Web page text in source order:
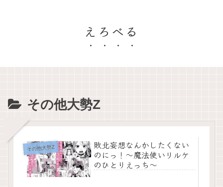
えろべる
その他大勢Z
その他大勢Z
敗北妄想なんかしたくない
のにっ！〜魔法使いリルケ
のひとりえっち〜